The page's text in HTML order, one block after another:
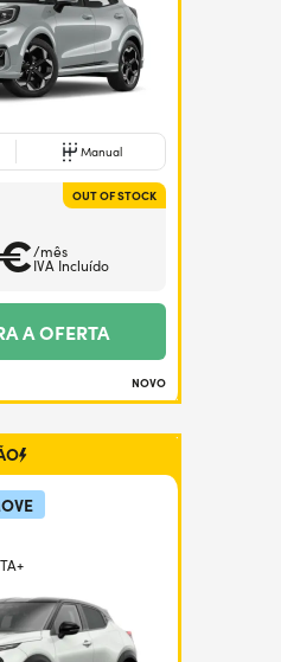
Manual
OUT OF STOCK
/mês
IVA Incluído
A OFERTA
NOVO